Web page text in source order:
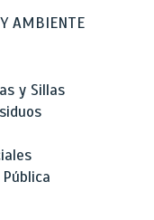
Y AMBIENTE
y Sillas